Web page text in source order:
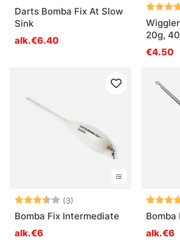
Darts Bomba Fix At Slow
Sink
alk.€6.40
Arvio:
20g,
€4.50
Arvio: (3)
3.7 5:sta tähdestä
Bomba Fix Intermediate
alk.€6
Arvio:
Bomba
alk.€6